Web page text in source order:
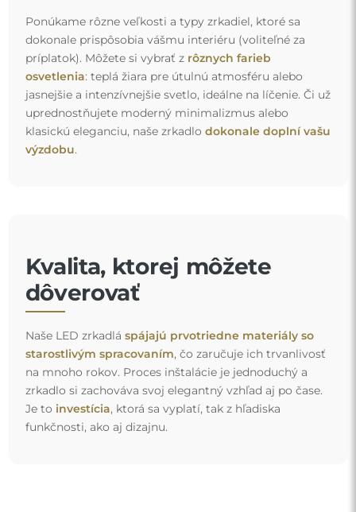
Ponúkame rôzne veľkosti a typy zrkadiel, ktoré sa
dokonale prispôsobia vášmu interiéru (voliteľné za
príplatok). Môžete si vybrať z rôznych farieb
osvetlenia: teplá žiara pre útulnú atmosféru alebo
jasnejšie a intenzívnejšie svetlo, ideálne na líčenie. Či už
uprednostňujete moderný minimalizmus alebo
klasickú eleganciu, naše zrkadlo dokonale doplní vašu
výzdobu.
Kvalita, ktorej môžete
dôverovať
Naše LED zrkadlá spájajú prvotriedne materiály so
starostlivým spracovaním, čo zaručuje ich trvanlivosť
na mnoho rokov. Proces inštalácie je jednoduchý a
zrkadlo si zachováva svoj elegantný vzhľad aj po čase.
Je to investícia, ktorá sa vyplatí, tak z hľadiska
funkčnosti, ako aj dizajnu.